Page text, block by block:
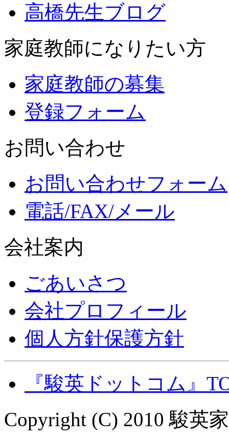
高橋先生ブログ
家庭教師になりたい方
家庭教師の募集
登録フォーム
お問い合わせ
お問い合わせフォーム
電話/FAX/メール
会社案内
ごあいさつ
会社プロフィール
個人方針保護方針
『駿英ドットコム』
Copyright (C) 2010 駿英